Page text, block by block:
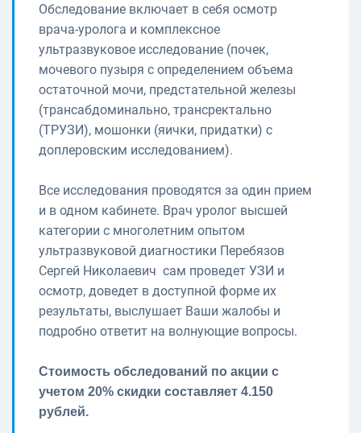
Обследование включает в себя осмотр
врача-уролога и комплексное
ультразвуковое исследование (почек,
мочевого пузыря с определением объема
остаточной мочи, предстательной железы
(трансабдоминально, трансректально
(ТРУЗИ), мошонки (яички, придатки) с
доплеровским исследованием).
Все исследования проводятся за один прием
и в одном кабинете. Врач уролог высшей
категории с многолетним опытом
ультразвуковой диагностики Перебязов
Сергей Николаевич сам проведет УЗИ и
осмотр, доведет в доступной форме их
результаты, выслушает Ваши жалобы и
подробно ответит на волнующие вопросы.
Стоимость обследований по акции с
учетом 20% скидки составляет 4.150
рублей.